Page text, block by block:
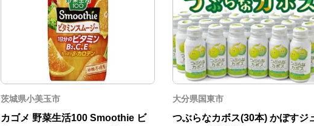
茨城県小美玉市
カゴメ 野菜生活100 Smoothie ビ
大分県国東市
つぶらなカボス(30本) かぼすジ